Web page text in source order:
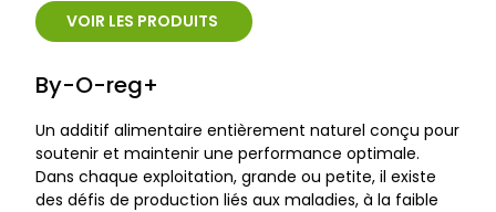
VOIR LES PRODUITS
By-O-reg+
Un additif alimentaire entièrement naturel conçu pour
soutenir et maintenir une performance optimale.
Dans chaque exploitation, grande ou petite, il existe
des défis de production liés aux maladies, à la faible